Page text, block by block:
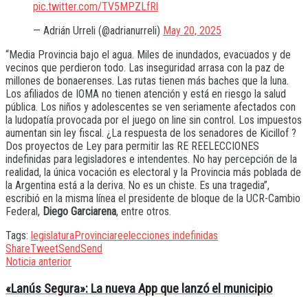
pic.twitter.com/TV5MPZLfRl
— Adrián Urreli (@adrianurreli) May 20, 2025
“Media Provincia bajo el agua. Miles de inundados, evacuados y de
vecinos que perdieron todo. Las inseguridad arrasa con la paz de
millones de bonaerenses. Las rutas tienen más baches que la luna.
Los afiliados de IOMA no tienen atención y está en riesgo la salud
pública. Los niños y adolescentes se ven seriamente afectados con
la ludopatía provocada por el juego on line sin control. Los impuestos
aumentan sin ley fiscal. ¿La respuesta de los senadores de Kicillof ?
Dos proyectos de Ley para permitir las RE REELECCIONES
indefinidas para legisladores e intendentes. No hay percepción de la
realidad, la única vocación es electoral y la Provincia más poblada de
la Argentina está a la deriva. No es un chiste. Es una tragedia”,
escribió en la misma línea el presidente de bloque de la UCR-Cambio
Federal, Diego Garciarena, entre otros.
Tags: legislaturaProvinciareelecciones indefinidas
ShareTweetSendSend
Noticia anterior
«Lanús Segura»: La nueva App que lanzó el municipio